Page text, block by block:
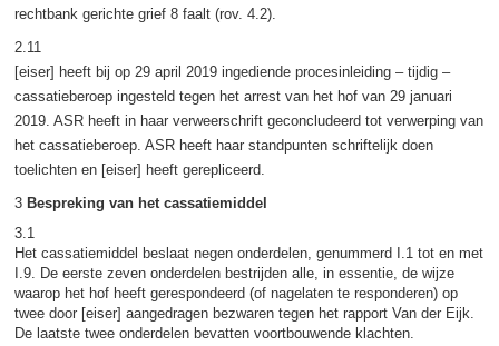
rechtbank gerichte grief 8 faalt (rov. 4.2).
2.11
[eiser] heeft bij op 29 april 2019 ingediende procesinleiding – tijdig –
cassatieberoep ingesteld tegen het arrest van het hof van 29 januari
2019. ASR heeft in haar verweerschrift geconcludeerd tot verwerping van
het cassatieberoep. ASR heeft haar standpunten schriftelijk doen
toelichten en [eiser] heeft gerepliceerd.
3 Bespreking van het cassatiemiddel
3.1
Het cassatiemiddel beslaat negen onderdelen, genummerd I.1 tot en met
I.9. De eerste zeven onderdelen bestrijden alle, in essentie, de wijze
waarop het hof heeft gerespondeerd (of nagelaten te responderen) op
twee door [eiser] aangedragen bezwaren tegen het rapport Van der Eijk.
De laatste twee onderdelen bevatten voortbouwende klachten.